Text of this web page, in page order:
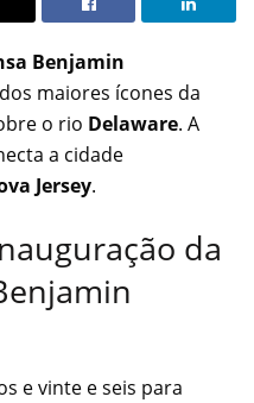
Benjamin
maiores ícones da
o rio Delaware. A
a cidade
Jersey.
da
e vinte e seis para